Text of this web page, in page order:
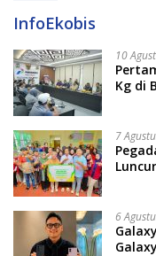
InfoEkobis
10
Kg di
7
6